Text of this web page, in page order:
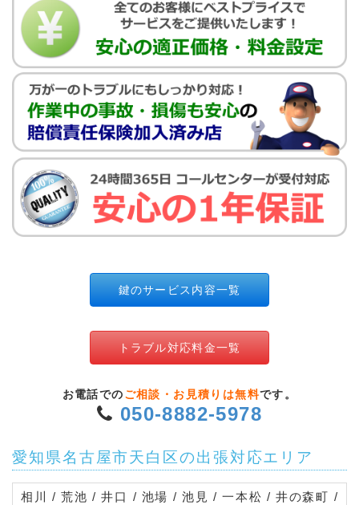
鍵のサービス内容一覧
トラブル対応料金一覧
お電話での ご相談・お見積りは無料です。
050-8882-5978
愛知県名古屋市天白区の出張対応エリア
相川 / 荒池 / 井口 / 池場 / 池見 / 一本松 / 井の森町 /